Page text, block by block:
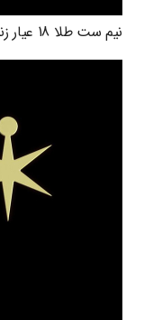
نیم ست طلا 18 عیار زنانه مدوپد مدل ستاره کد NA15587